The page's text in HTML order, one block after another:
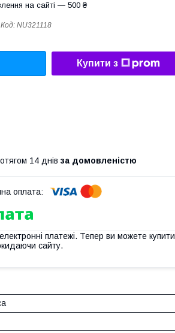
на сайті — 500 ₴
Код: NU321118
Купити з
14 днів за домовленістю
платежі. Тепер ви можете купити
сайту.